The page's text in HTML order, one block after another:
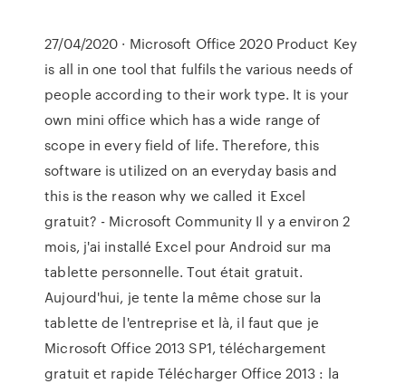
27/04/2020 · Microsoft Office 2020 Product Key
is all in one tool that fulfils the various needs of
people according to their work type. It is your
own mini office which has a wide range of
scope in every field of life. Therefore, this
software is utilized on an everyday basis and
this is the reason why we called it Excel
gratuit? - Microsoft Community Il y a environ 2
mois, j'ai installé Excel pour Android sur ma
tablette personnelle. Tout était gratuit.
Aujourd'hui, je tente la même chose sur la
tablette de l'entreprise et là, il faut que je
Microsoft Office 2013 SP1, téléchargement
gratuit et rapide Télécharger Office 2013 : la